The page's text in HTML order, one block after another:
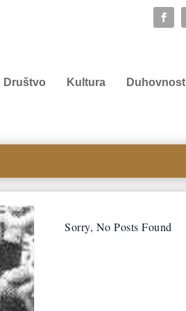
Društvo Kultura Duhovnost
Sorry, No Posts Found